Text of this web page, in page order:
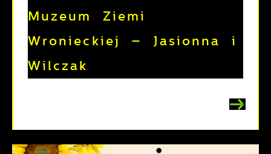
Muzeum Ziemi
Wronieckiej – Jasionna i
Wilczak